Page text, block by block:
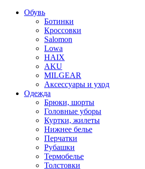
Обувь
Ботинки
Кроссовки
Salomon
Lowa
HAIX
AKU
MILGEAR
Аксессуары и уход
Одежда
Брюки, шорты
Головные уборы
Куртки, жилеты
Нижнее белье
Перчатки
Рубашки
Термобелье
Толстовки